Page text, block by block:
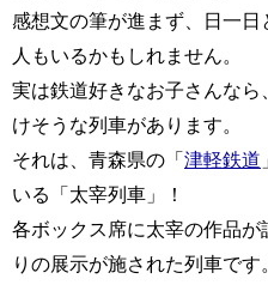
感想文の筆が進まず、日一
人もいるかもしれません。
実は鉄道好きなお子さんな
けそうな列車があります。
それは、青森県の「津軽鉄道
いる「太宰列車」！
各ボックス席に太宰の作品
りの展示が施された列車です。